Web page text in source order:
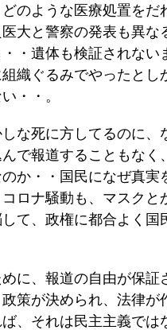
のような医療処置をだ
大と警察の発表も異な
・遺体も検証されない
織ぐるみでやったとし
・・。
な死に方してるのに、
で報道することもなく
か・・国民になぜ真実
ロナ騒動も、マスクと
て、政権に都合よく国
に、報道の自由が保証
策が決められ、法律が
、それは民主主義では